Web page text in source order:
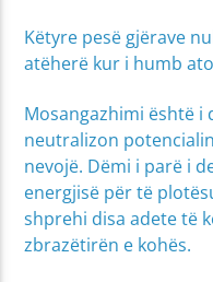
Këtyre pesë gjërave
atëherë kur i humb
Mosangazhimi është i
neutralizon
nevojë. Dëmi i parë i
energjisë për të
shprehi disa adete të
zbrazëtirën e kohës.